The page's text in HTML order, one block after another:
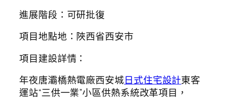
進展階段：可研批復
項目地點地：陜西省西安市
項目建設詳情：
年夜唐灞橋熱電廠西安城日式住宅設計東客
運站“三供一業”小區供熱系統改革項目，